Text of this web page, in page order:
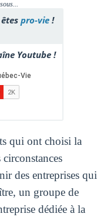
pro-vie !
Youtube !
qui ont choisi la
des entreprises qui
un groupe de
dédiée à la